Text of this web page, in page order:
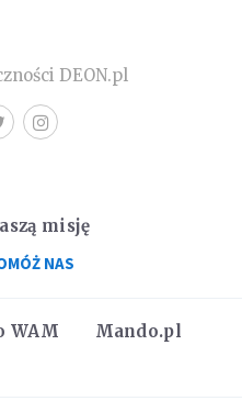
DEON.pl
WAM
Mando.pl
misję
NAS